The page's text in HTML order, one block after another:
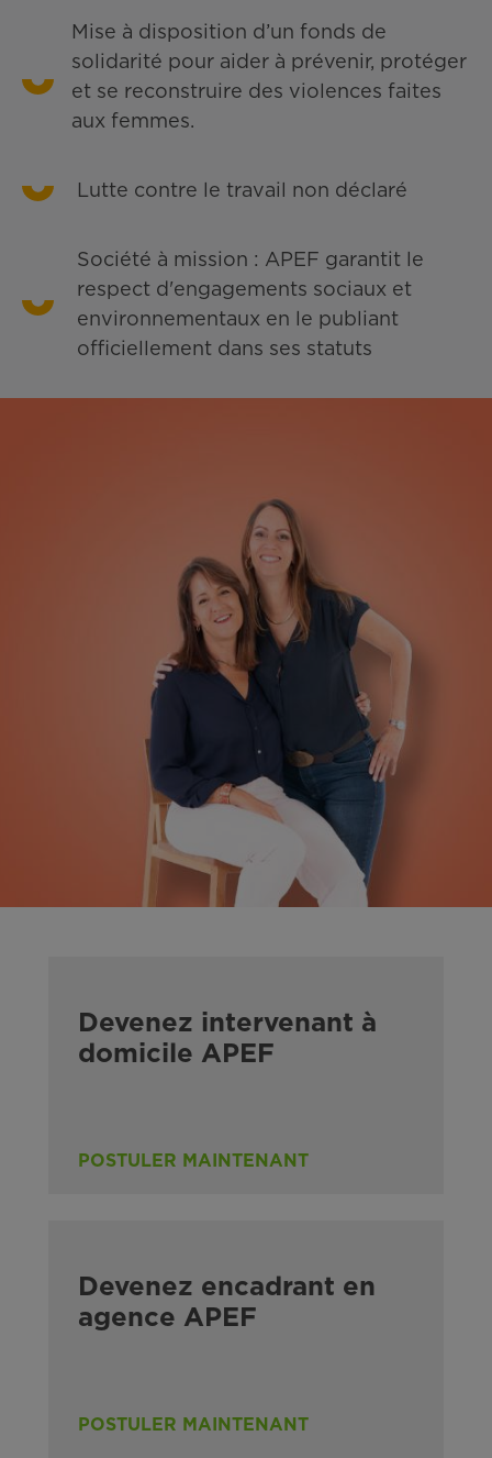
Mise à disposition d’un fonds de
solidarité pour aider à prévenir, protéger
et se reconstruire des violences faites
aux femmes.
Lutte contre le travail non déclaré
Société à mission : APEF garantit le
respect d'engagements sociaux et
environnementaux en le publiant
officiellement dans ses statuts
Devenez intervenant à
domicile APEF
POSTULER MAINTENANT
Devenez encadrant en
agence APEF
POSTULER MAINTENANT